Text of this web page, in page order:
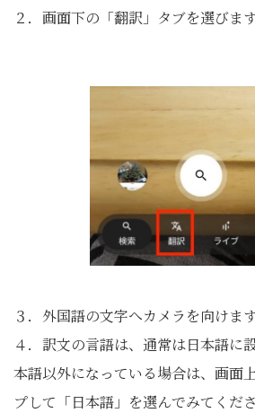
２．画面下の「翻訳」タブを選びます
３．外国語の文字へカメラを向けます
４．訳文の言語は、通常は日本語に
本語以外になっている場合は、画面
プして「日本語」を選んでみてくださ